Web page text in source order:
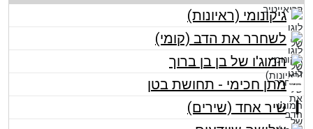
גיקונומי (ראיונות)
לשחרר את הדב (קומי)
המוג'ו של בן בן ברוך
מתן חכימי - תחושת בטן
שיר אחד (שירים)